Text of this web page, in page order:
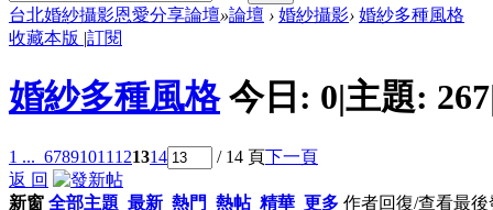
台北婚紗攝影恩愛分享論壇»論壇 › 婚紗攝影› 婚紗多種風格
收藏本版 |訂閱
婚紗多種風格 今日: 0|主題: 267
1 ... 67891011 121314 / 14 頁下一頁
返 回
新窗 全部主題 最新 熱門 熱帖 精華 更多 作者回復/查看最後